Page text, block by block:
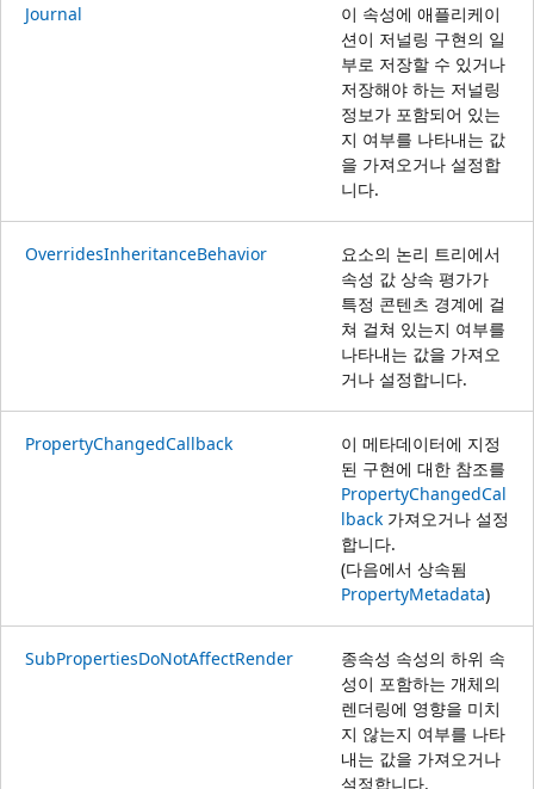
Journal
이 속성에 애플리케이
션이 저널링 구현의 일
부로 저장할 수 있거나
저장해야 하는 저널링
정보가 포함되어 있는
지 여부를 나타내는 값
을 가져오거나 설정합
니다.
OverridesInheritanceBehavior
요소의 논리 트리에서
속성 값 상속 평가가
특정 콘텐츠 경계에 걸
쳐 걸쳐 있는지 여부를
나타내는 값을 가져오
거나 설정합니다.
PropertyChangedCallback
이 메타데이터에 지정
된 구현에 대한 참조를
PropertyChangedCal
lback 가져오거나 설정
합니다.
(다음에서 상속됨
PropertyMetadata)
SubPropertiesDoNotAffectRender
종속성 속성의 하위 속
성이 포함하는 개체의
렌더링에 영향을 미치
지 않는지 여부를 나타
내는 값을 가져오거나
설정합니다.